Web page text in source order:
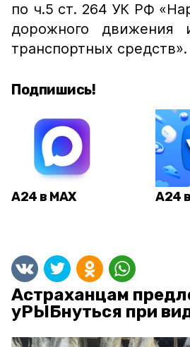
по ч.5 ст. 264 УК РФ
дорожного движения
транспортных средств».
Подпишись!
А24 в MAX А24
Астраханцам
уРЫБнуться при